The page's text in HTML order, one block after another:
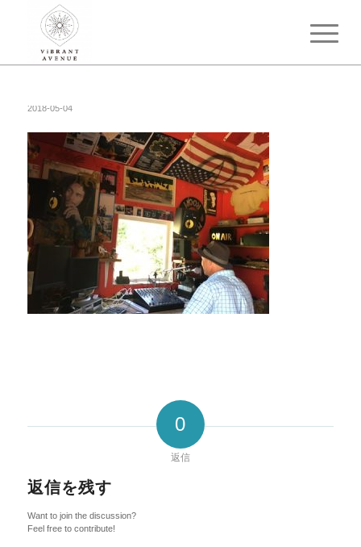
2018-05-04
0
返信
返信を残す
Want to join the discussion?
Feel free to contribute!